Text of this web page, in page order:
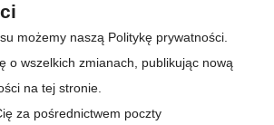
możemy naszą Politykę prywatności.
o wszelkich zmianach, publikując nową
na tej stronie.
za pośrednictwem poczty